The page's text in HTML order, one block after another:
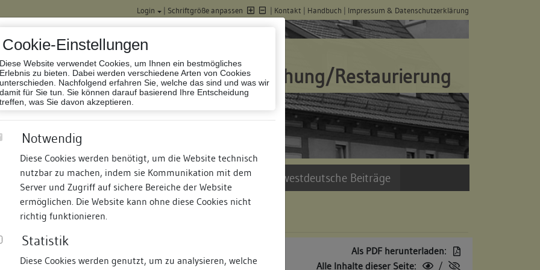
Cookie-Einstellungen
Diese Website verwendet Cookies, um Ihnen ein bestmögliches
Erlebnis zu bieten. Dabei werden verschiedene Arten von Cookies
unterschieden. Nachfolgend erfahren Sie, welche das sind und was wir
damit für Sie tun. Sie können darauf basierend Ihre Entscheidung
treffen, was Sie davon akzeptieren.
Notwendig
Diese Cookies werden benötigt, um die Website technisch
nutzbar zu machen, indem sie Kommunikation mit dem
Server und Zugriff auf sichere Bereiche der Website
ermöglichen. Die Website kann ohne diese Cookies nicht
richtig funktionieren.
Statistik
Diese Cookies werden genutzt, um zu analysieren, welche
Login | Schriftgröße anpassen | Kontakt | Handbuch | Impressum & Datenschutzerklärung
Datenbank Bauforschung/Restaurierung
Termine Suche Freie Bauforscher:innen Südwestdeutsche Beiträge
Als PDF herunterladen:
Alle Inhalte dieser Seite:
/